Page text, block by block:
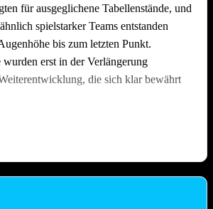
für ausgeglichene Tabellenstände, und
spielstarker Teams entstanden
bis zum letzten Punkt.
wurden erst in der Verlängerung
die sich klar bewährt
durchs Feld